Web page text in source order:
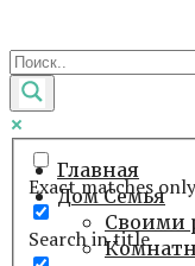
к
контенту
Exact matches only
Search in title
Главная
Дом Семья
Своими